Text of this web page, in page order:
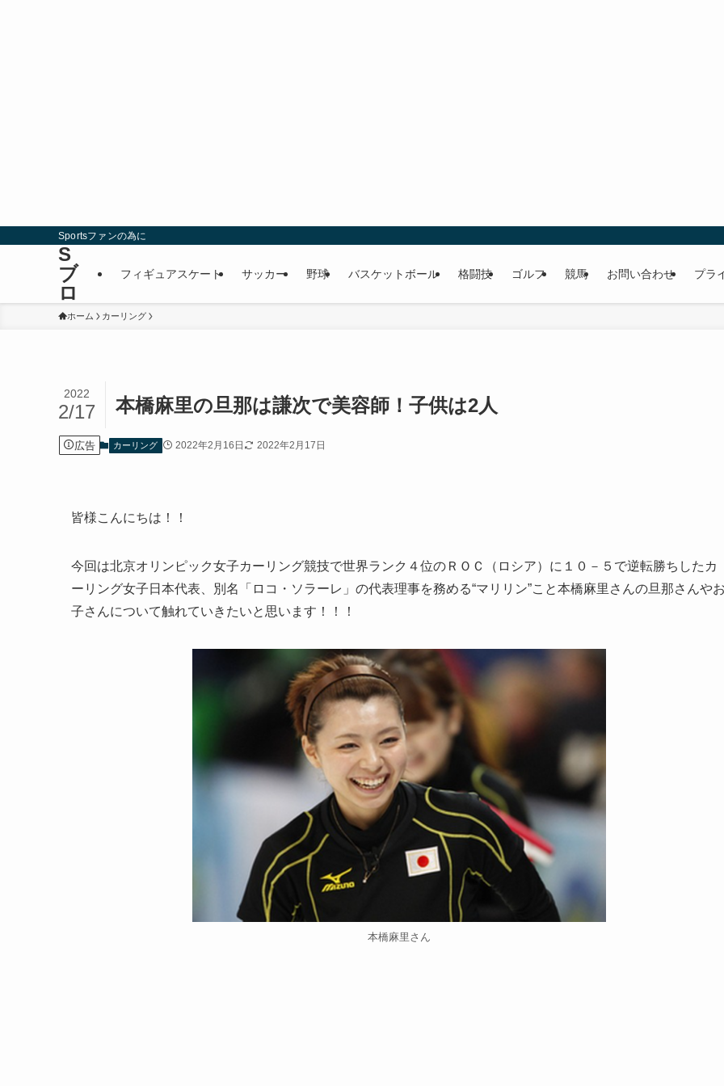
Sportsファンの為に
S
ブ
ロ
フィギュアスケート サッカー 野球 バスケットボール 格闘技 ゴルフ 競馬 お問い合わせ プラ
ホーム カーリング
本橋麻里の旦那は謙次で美容師！子供は2人
2022
2/17
広告 カーリング 2022年2月16日 2022年2月17日
皆様こんにちは！！
今回は北京オリンピック女子カーリング競技で世界ランク４位のＲＯＣ（ロシア）に１０－５で逆転勝ちしたカ
ーリング女子日本代表、別名「ロコ・ソラーレ」の代表理事を務める“マリリン”こと本橋麻里さんの旦那さんや
子さんについて触れていきたいと思います！！！
本橋麻里さん